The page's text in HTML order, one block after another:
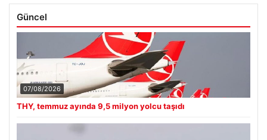
Güncel
07/08/2026
THY, temmuz ayında 9,5 milyon yolcu taşıdı